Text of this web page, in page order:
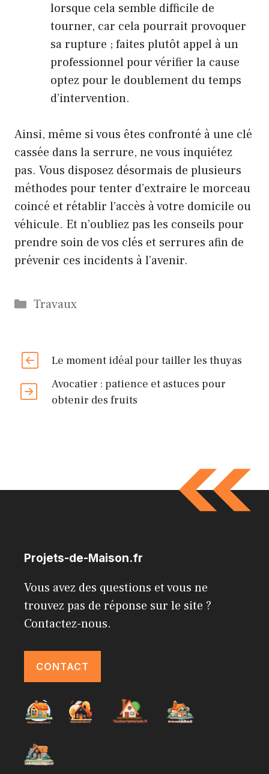
lorsque cela semble difficile de
tourner, car cela pourrait provoquer
sa rupture ; faites plutôt appel à un
professionnel pour vérifier la cause
optez pour le doublement du temps
d’intervention.
Ainsi, même si vous êtes confronté à une clé
cassée dans la serrure, ne vous inquiétez
pas. Vous disposez désormais de plusieurs
méthodes pour tenter d’extraire le morceau
coincé et rétablir l’accès à votre domicile ou
véhicule. Et n’oubliez pas les conseils pour
prendre soin de vos clés et serrures afin de
prévenir ces incidents à l’avenir.
Catégories
Travaux
Le moment idéal pour tailler les thuyas
Avocatier : patience et astuces pour
obtenir des fruits
Projets-de-Maison.fr
Vous avez des questions et vous ne
trouvez pas de réponse sur le site ?
Contactez-nous.
CONTACT